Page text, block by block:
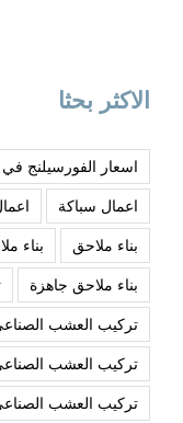
الاكثر بحثا
اسعار الفورسيلنج في
اعمال سباكة
بناء ملاحق
بناء
بناء ملاحق جاهزة
تركيب العشب
تركيب العشب
تركيب العشب